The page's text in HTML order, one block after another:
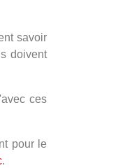
savoir
doivent
ces
pour le
.